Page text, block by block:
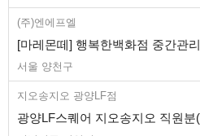
(주)엔에프엘
[마레몬떼] 행복한백화점 중간관
서울 양천구
지오송지오 광양LF점
광양LF스퀘어 지오송지오 직원